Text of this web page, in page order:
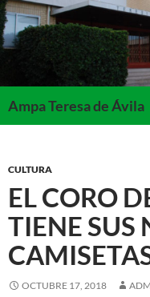
Saltar
al
contenido
Ampa Teresa de Ávila
CULTURA
EL CORO
TIENE SUS
OCTUBRE 17, 2018